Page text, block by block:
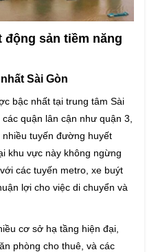
động sản tiềm năng
Sài Gòn
bậc nhất tại trung tâm Sài
quận lân cận như quận 3,
tuyến đường huyết
khu vực này không ngừng
các tuyến metro, xe buýt
lợi cho việc di chuyển và
cơ sở hạ tầng hiện đại,
phòng cho thuê, và các